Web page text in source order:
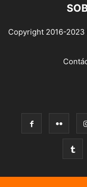
Copyright 2016-